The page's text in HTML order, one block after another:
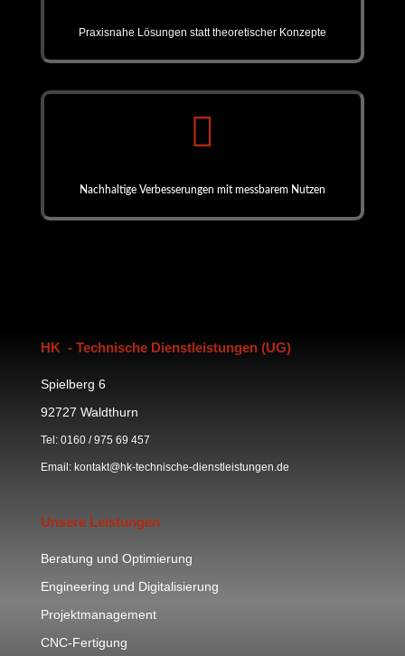
Praxisnahe Lösungen statt theoretischer Konzepte

Nachhaltige Verbesserungen mit messbarem Nutzen
HK - Technische Dienstleistungen (UG)
Spielberg 6
92727 Waldthurn
Tel: 0160 / 975 69 457
Email: kontakt@hk-technische-dienstleistungen.de
Unsere Leistungen
Beratung und Optimierung
Engineering und Digitalisierung
Projektmanagement
CNC-Fertigung